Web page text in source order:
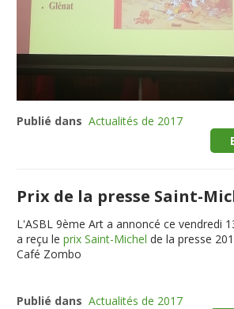
Publié dans Actualités de 2017
Prix de la presse Saint-
L'ASBL 9ème Art a annoncé ce vendredi
a reçu leprix Saint-Michelde la presse
Café Zombo
Publié dans Actualités de 2017